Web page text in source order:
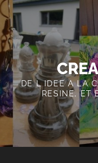
Skip
to
content
DE L IDEE A LA
RESINE, ET